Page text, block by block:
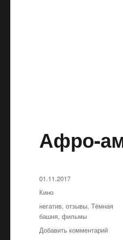
Афро-
Опубликовано
01.11.2017
Рубрики
Кино
Метки
негатив,отзывы,Тёмная
башня,фильмы
Добавить комментарий